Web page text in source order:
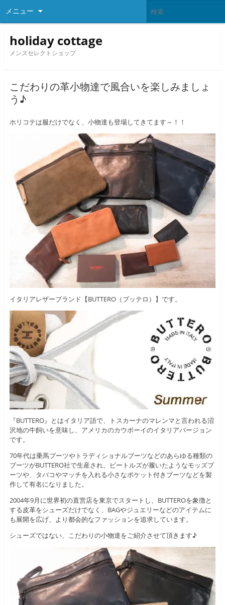
メニュー
holiday cottage
メンズセレクトショップ
こだわりの革小物達で風合いを楽しみましょ
う♪
ホリコテは服だけでなく、小物達も登場してきてます～！！
イタリアレザーブランド【BUTTERO（ブッテロ）】です。
『BUTTERO』とはイタリア語で、トスカーナのマレンマと言われる沼
沢地の牛飼いを意味し、アメリカのカウボーイのイタリアバージョン
です。
70年代は乗馬ブーツやトラディショナルブーツなどのあらゆる種類の
ブーツがBUTTERO社で生産され、ビートルズが履いたようなモッズブ
ーツや、タバコやマッチを入れる小さなポケット付きブーツなどを製
作して有名になりました。
2004年9月に世界初の直営店を東京でスタートし、BUTTEROを象徴と
する皮革をシューズだけでなく、BAGやジュエリーなどのアイテムに
も展開を広げ、より都会的なファッションを追求しています。
シューズではない、こだわりの小物達をご紹介させて頂きます♪